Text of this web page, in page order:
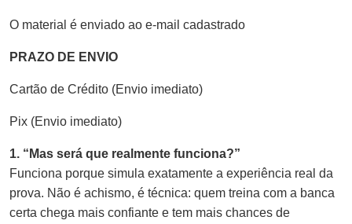
O material é enviado ao e-mail cadastrado
PRAZO DE ENVIO
Cartão de Crédito (Envio imediato)
Pix (Envio imediato)
1. “Mas será que realmente funciona?”
Funciona porque simula exatamente a experiência real da
prova. Não é achismo, é técnica: quem treina com a banca
certa chega mais confiante e tem mais chances de